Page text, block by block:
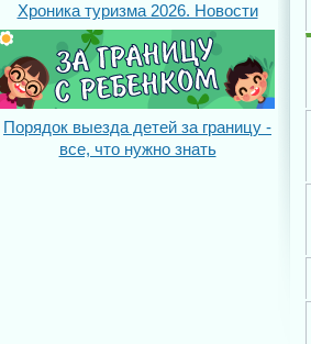
Хроника туризма 2026. Новости
Порядок выезда детей за границу -
все, что нужно знать